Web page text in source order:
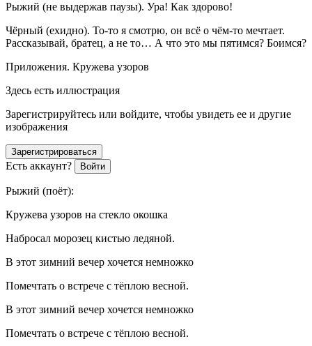
Рыжий (не выдержав паузы). Ура! Как здорово!
Чёрный (ехидно). То-то я смотрю, он всё о чём-то мечтает.
Рассказывай, братец, а не то… А что это мы пятимся? Боимся?
Приложения. Кружева узоров
Здесь есть иллюстрация
Зарегистрируйтесь или войдите, чтобы увидеть ее и другие
изображения
Зарегистрироваться
Есть аккаунт? Войти
Рыжий (поёт):
Кружева узоров на стекло окошка
Набросал морозец кистью ледяной.
В этот зимний вечер хочется немножко
Помечтать о встрече с тёплою весной.
В этот зимний вечер хочется немножко
Помечтать о встрече с тёплою весной.